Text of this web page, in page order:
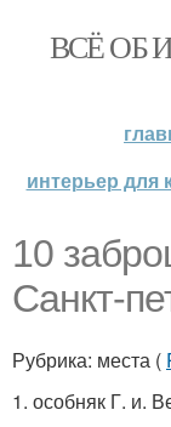
ВСЁ ОБ
интерьер для
10
Санкт-
Рубрика: места (
1. особняк Г. и.